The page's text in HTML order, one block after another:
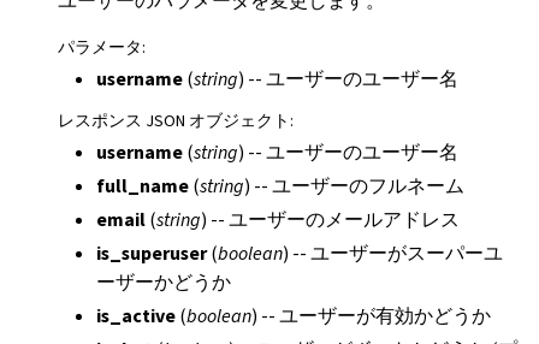
パラメータ:
username(string) -- ユーザーのユーザー名
レスポンス JSON オブジェクト :
username(string) -- ユーザーのユーザー名
full_name(string) -- ユーザーのフルネーム
email(string) -- ユーザーのメールアドレス
is_superuser(boolean) -- ユーザーがスーパーユ
ーザーかどうか
is_active(boolean) -- ユーザーが有効かどうか